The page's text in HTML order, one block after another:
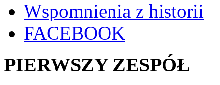
Wspomnienia z historii
FACEBOOK
PIERWSZY ZESPÓŁ